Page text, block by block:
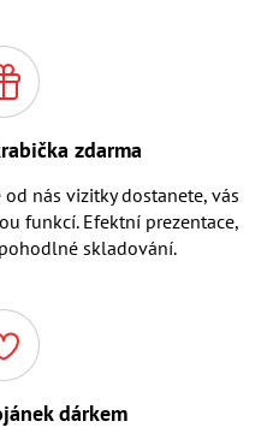
zdarma
od nás vizitky dostanete, vás
funkcí. Efektní prezentace,
skladování.
dárkem